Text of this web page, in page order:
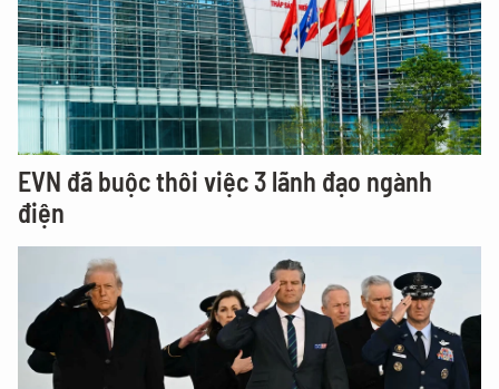
EVN đã buộc thôi việc 3 lãnh đạo ngành
điện